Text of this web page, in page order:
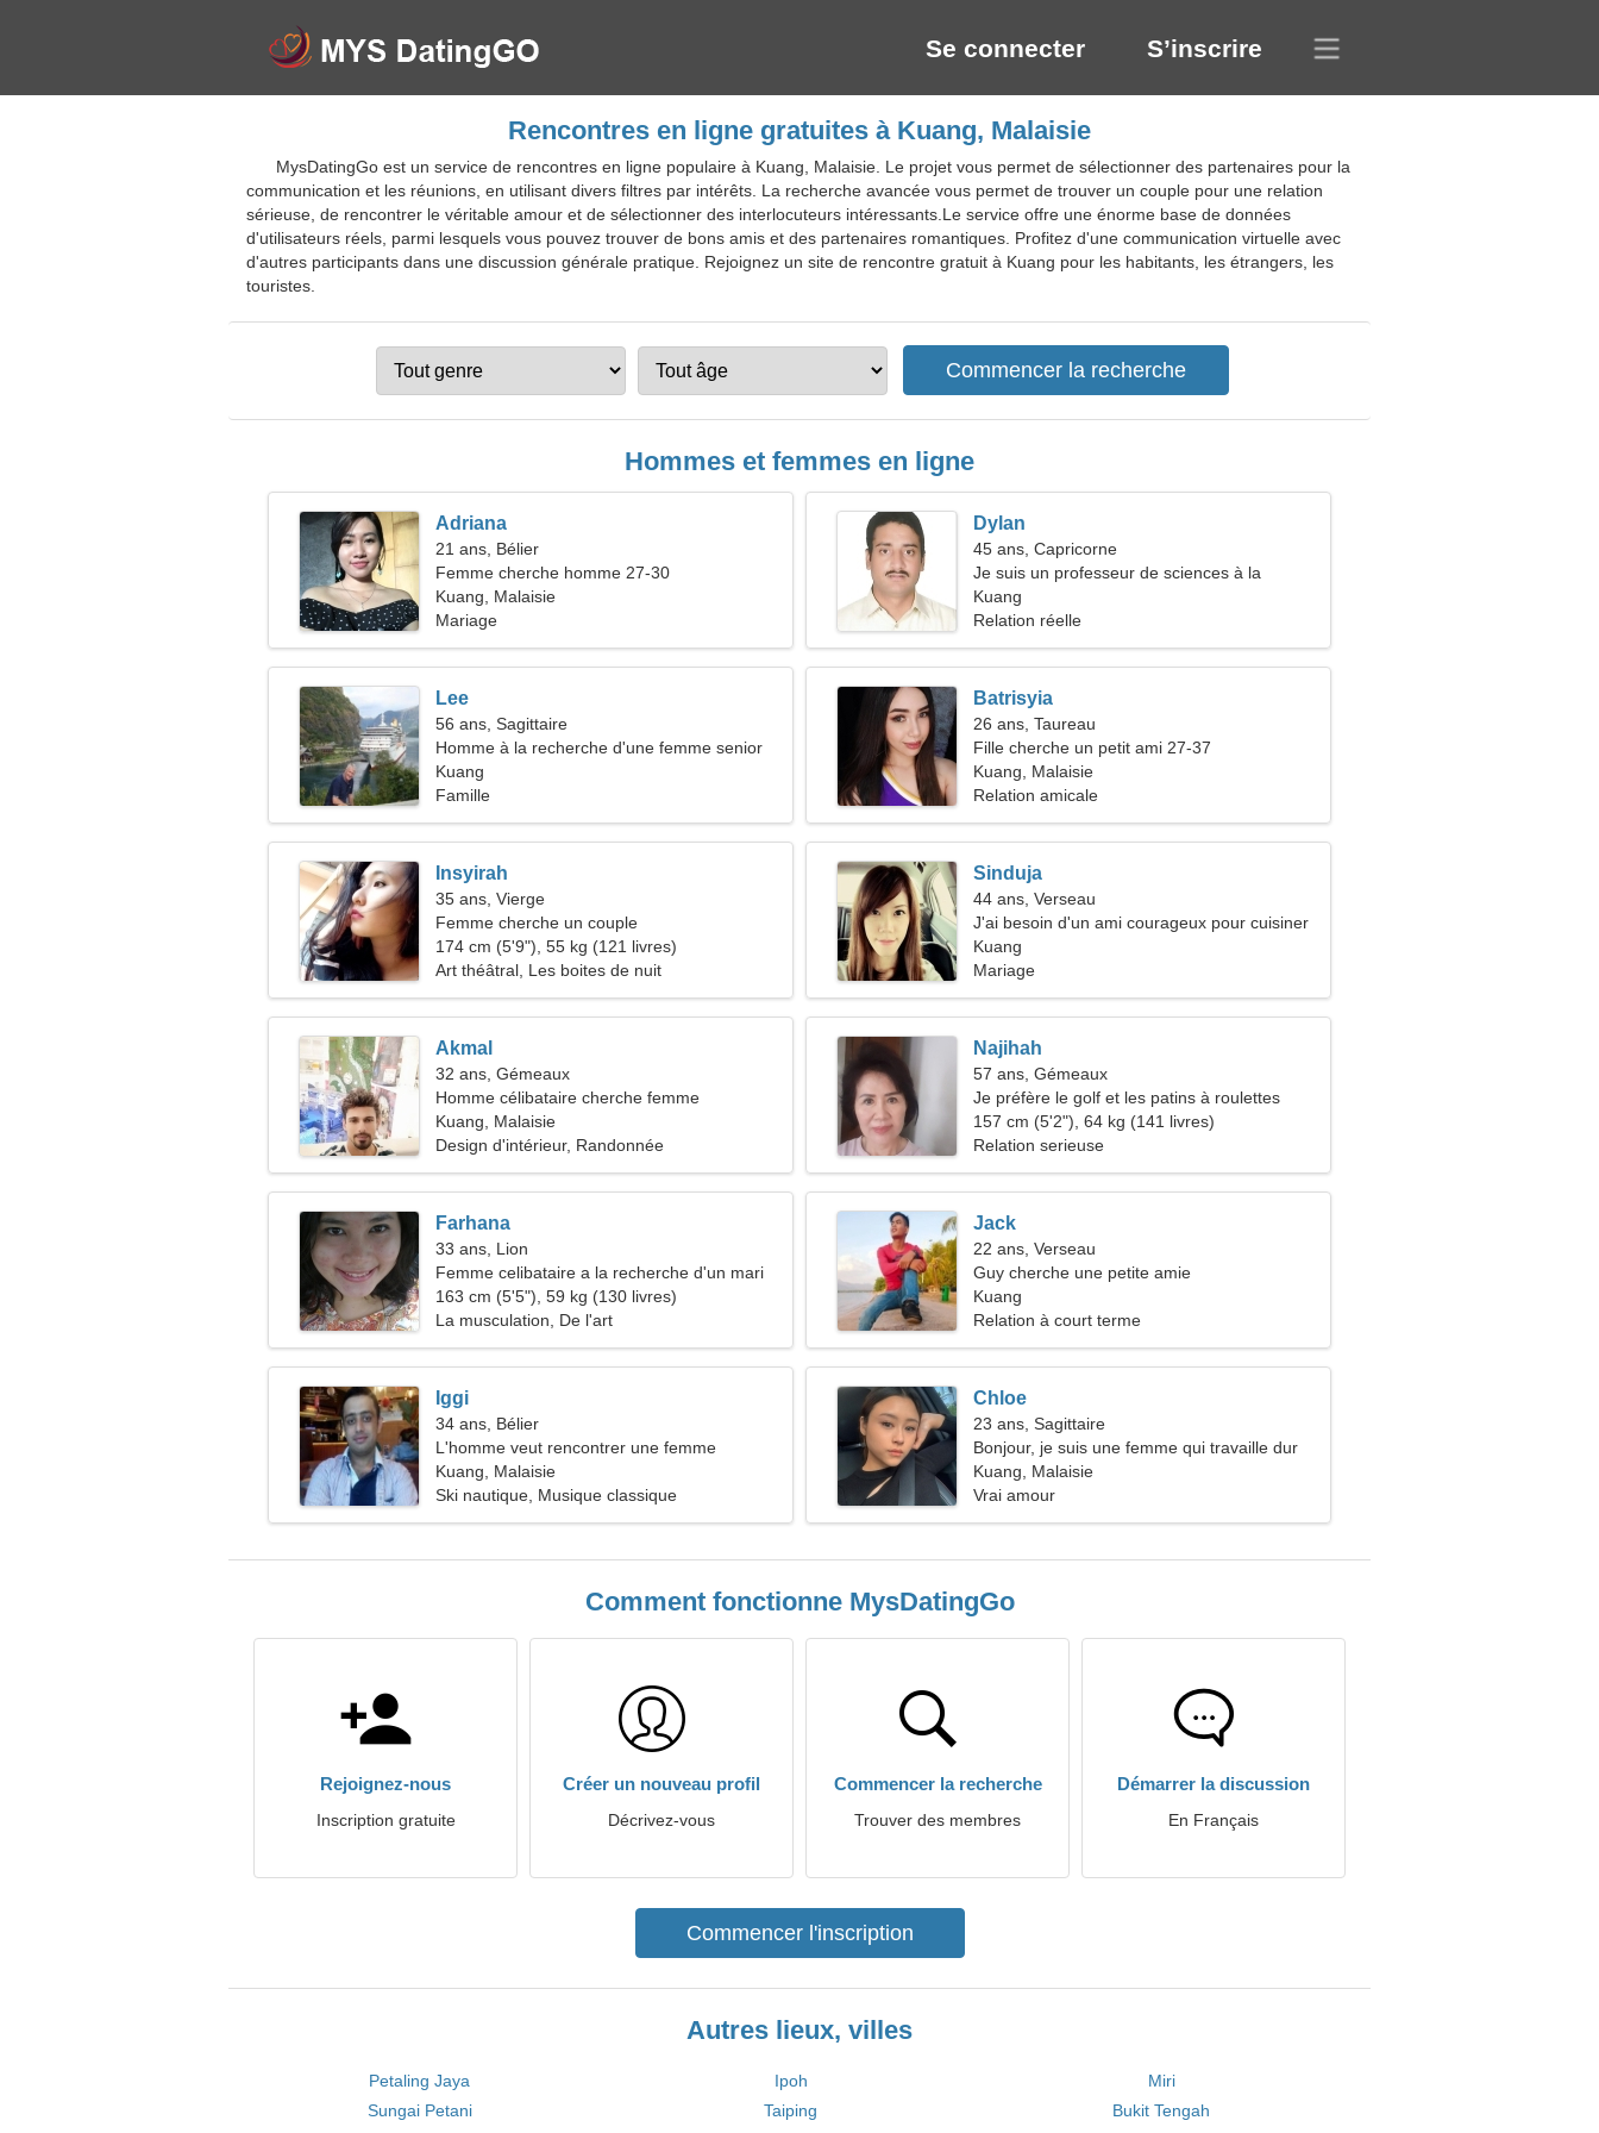
Se connecter S’inscrire
Rencontres en ligne gratuites à Kuang, Malaisie
MysDatingGo est un service de rencontres en ligne populaire à Kuang, Malaisie. Le projet vous permet de sélectionner des partenaires pour la
communication et les réunions, en utilisant divers filtres par intérêts. La recherche avancée vous permet de trouver un couple pour une relation
sérieuse, de rencontrer le véritable amour et de sélectionner des interlocuteurs intéressants.Le service offre une énorme base de données
d'utilisateurs réels, parmi lesquels vous pouvez trouver de bons amis et des partenaires romantiques. Profitez d'une communication virtuelle avec
d'autres participants dans une discussion générale pratique. Rejoignez un site de rencontre gratuit à Kuang pour les habitants, les étrangers, les
touristes.
Hommes et femmes en ligne
Adriana
21 ans, Bélier
Femme cherche homme 27-30
Kuang, Malaisie
Mariage
Dylan
45 ans, Capricorne
Je suis un professeur de sciences à la
recherche d'une femme romantique
Kuang
Relation réelle
Lee
56 ans, Sagittaire
Homme à la recherche d'une femme senior
Kuang
Famille
Batrisyia
26 ans, Taureau
Fille cherche un petit ami 27-37
Kuang, Malaisie
Relation amicale
Insyirah
35 ans, Vierge
Femme cherche un couple
174 cm (5'9"), 55 kg (121 livres)
Art théâtral, Les boites de nuit
Sinduja
44 ans, Verseau
J'ai besoin d'un ami courageux pour cuisiner
ensemble
Kuang
Mariage
Akmal
32 ans, Gémeaux
Homme célibataire cherche femme
Kuang, Malaisie
Design d'intérieur, Randonnée
Najihah
57 ans, Gémeaux
Je préfère le golf et les patins à roulettes
157 cm (5'2"), 64 kg (141 livres)
Relation serieuse
Farhana
33 ans, Lion
Femme celibataire a la recherche d'un mari
39-45
163 cm (5'5"), 59 kg (130 livres)
La musculation, De l'art
Jack
22 ans, Verseau
Guy cherche une petite amie
Kuang
Relation à court terme
Iggi
34 ans, Bélier
L'homme veut rencontrer une femme
Kuang, Malaisie
Ski nautique, Musique classique
Chloe
23 ans, Sagittaire
Bonjour, je suis une femme qui travaille dur
Kuang, Malaisie
Vrai amour
Comment fonctionne MysDatingGo
Rejoignez-nous
Inscription gratuite
Créer un nouveau profil
Décrivez-vous
Commencer la recherche
Trouver des membres
Démarrer la discussion
En Français
Commencer l'inscription
Autres lieux, villes
Petaling Jaya Ipoh
Miri
Sungai Petani
Taiping
Bukit Tengah